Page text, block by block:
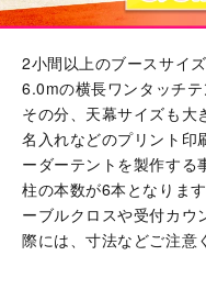
2小間以上のブースサイ
6.0mの横長ワンタッチテ
その分、天幕サイズも大
名入れなどのプリント印
ーダーテントを製作する
柱の本数が6本となりま
ーブルクロスや受付カウ
際には、寸法などご注意